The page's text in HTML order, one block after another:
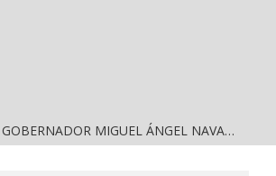
ALERTA DIF NAYARIT SOBRE ESCLAVITUD MODERNA Y FALSAS OFERTAS DE TRABAJO